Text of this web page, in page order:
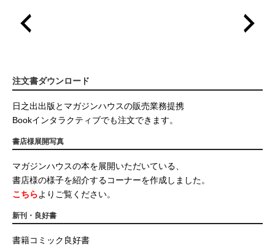
注文書ダウンロード
日之出出版とマガジンハウスの販売業務提携
Bookインタラクティブでも注文できます。
書店様展開写真
マガジンハウスの本を展開いただいている、
書店様の様子を紹介するコーナーを作成しました。
こちらよりご覧ください。
新刊・良好書
書籍コミック良好書